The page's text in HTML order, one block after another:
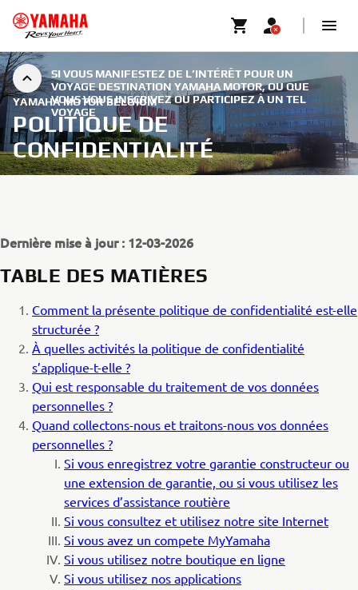
SI VOUS MANIFESTEZ DE L’INTÉRÊT POUR UN
VOYAGE DESTINATION YAMAHA MOTOR, OU QUE
VOUS VOUS INSCRIVEZ OU PARTICIPEZ À UN TEL
VOYAGE
YAMAHA MOTOR BELGIUM
POLITIQUE DE
CONFIDENTIALITÉ
Dernière mise à jour : 12-03-2026
TABLE DES MATIÈRES
Comment la présente politique de confidentialité est-elle
structurée ?
À quelles activités la politique de confidentialité
s’applique-t-elle ?
Qui est responsable du traitement de vos données
personnelles ?
Quand collectons-nous et traitons-nous vos données
personnelles ?
Si vous enregistrez votre garantie constructeur ou
une extension de garantie, ou si vous utilisez les
services d’assistance routière
Si vous consultez et utilisez notre site Internet
Si vous avez un compete MyYamaha
Si vous utilisez notre boutique en ligne
Si vous utilisez nos applications